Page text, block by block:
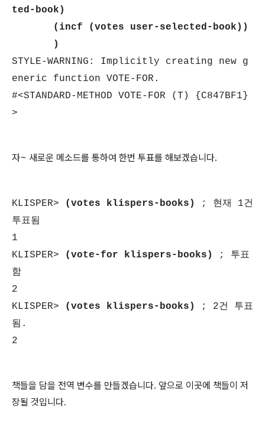
ted-book)
(incf (votes user-selected-book))
)
STYLE-WARNING: Implicitly creating new g
eneric function VOTE-FOR.
#<STANDARD-METHOD VOTE-FOR (T) {C847BF1}
>
자~ 새로운 메소드를 통하여 한번 투표를 해보겠습니다.
KLISPER> (votes klispers-books)
; 현재 1건
투표됨
1
KLISPER>
(vote-for klispers-books)
; 투표
함
2
KLISPER>
(votes klispers-books)
; 2건 투표
됨.
2
책들을 담을 전역 변수를 만들겠습니다. 앞으로 이곳에 책들이 저
장될 것입니다.